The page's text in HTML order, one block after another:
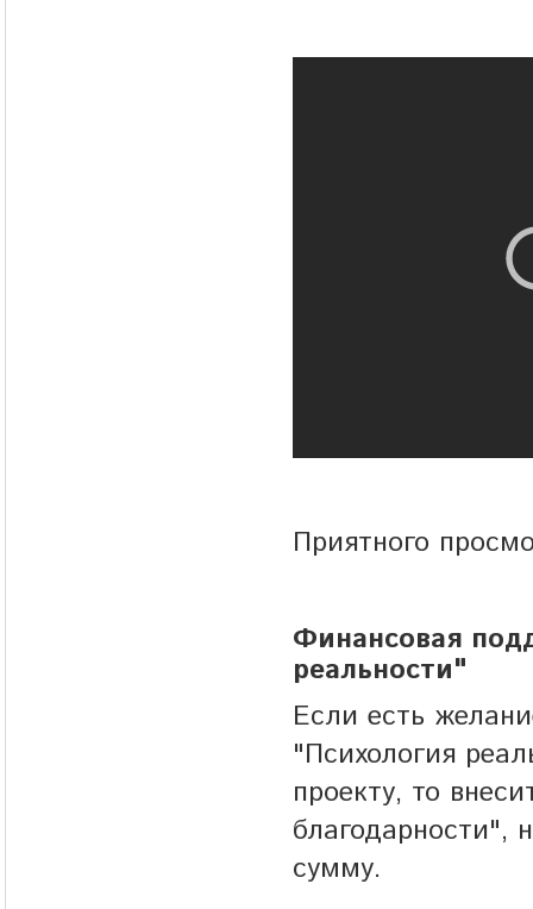
Приятного
Финансовая
реальности"
Если есть
"Психология
проекту, то
благодарности",
сумму.